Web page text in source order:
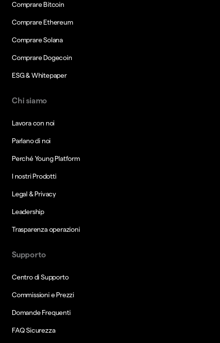
Comprare Bitcoin
Comprare Ethereum
Comprare Solana
Comprare Dogecoin
ESG & Whitepaper
Chi siamo
Lavora con noi
Parlano di noi
Perché Young Platform
I nostri Prodotti
Legal & Privacy
Leadership
Trasparenza operazioni
Supporto
Centro di Supporto
Commissioni e Prezzi
Domande Frequenti
FAQ Sicurezza